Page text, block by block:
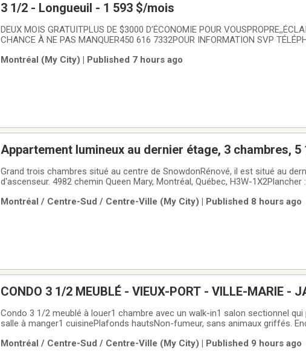
3 1/2 - Longueuil - 1 593 $/mois
DEUX MOIS GRATUITPLUS DE $3000 D’ÉCONOMIE POUR
CHANCE À NE PAS MANQUER450 616 7332POUR INFORMATION SVP
Longueuil. Parc à coté et sentiers de marche à 5 minutesExcellent service
Montréal (My City) | Published 7 hours ago
Appartement lumineux au dernier étage, 3 chambres,
Grand trois chambres situé au centre de SnowdonRénové, il est situé au
d'ascenseur. 4982 chemin Queen Mary, Montréal, Québec, H3W-
Chauffage, eau chaude, électricité.L'unité:-
Montréal / Centre-Sud / Centre-Ville (My City) | Published 8 hours ago
CONDO 3 1/2 MEUBLÉ - VIEUX-PORT - VILLE-MARIE -
Condo 3 1/2 meublé à louer1 chambre avec un walk-in1 salon sectionnel
salle à manger1 cuisinePlafonds hautsNon-fumeur, sans animaux griffés.
Sam au 514-290-2063. Prières de
Montréal / Centre-Sud / Centre-Ville (My City) | Published 9 hours ago